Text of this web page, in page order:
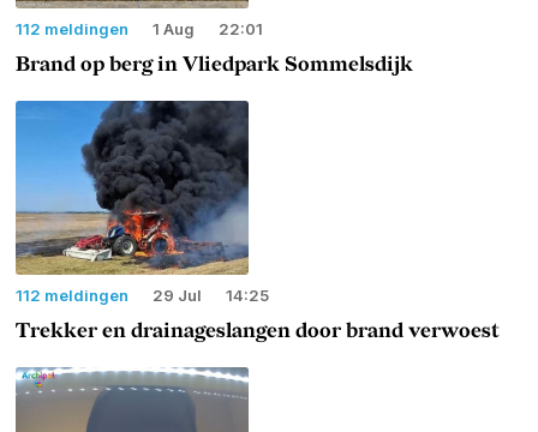
112 meldingen 1 Aug 22:01
Brand op berg in Vliedpark Sommelsdijk
112 meldingen 29 Jul 14:25
Trekker en drainageslangen door brand verwoest